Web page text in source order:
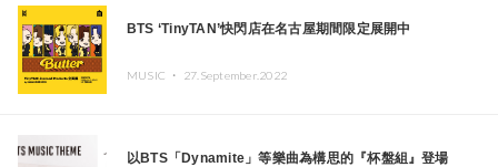
BTS ‘TinyTAN’快閃店在名古屋期間限定展開中
MUSIC ・ 27.September.2022
以BTS「Dynamite」等樂曲為構思的『杯盤組』登場